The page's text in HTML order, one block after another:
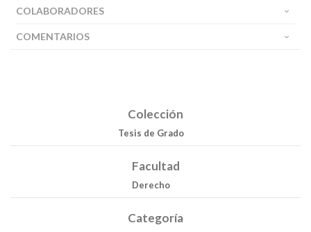
COLABORADORES
COMENTARIOS
Colección
Tesis de Grado
Facultad
Derecho
Categoría